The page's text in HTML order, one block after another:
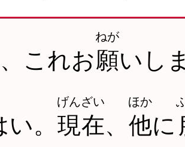
これお願
ねが
いし
。 現在
げんざい
、 他
ほか
に